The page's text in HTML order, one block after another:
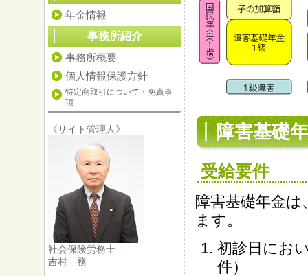
障害基礎
受給要件
障害基礎年金
ます。
初診日にお
件）
年金情報
事務所紹介
事務所概要
個人情報保護方針
特定商取引について・免責事
項
《サイト管理人》
社会保険労務士
吉村 務